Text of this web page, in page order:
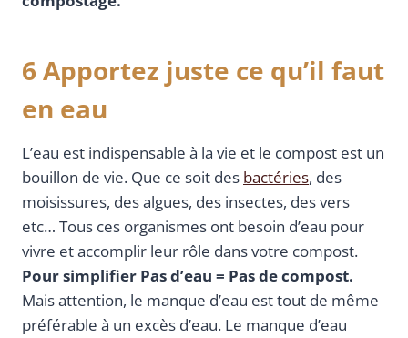
6 Apportez juste ce qu’il faut
en eau
L’eau est indispensable à la vie et le compost est un
bouillon de vie. Que ce soit des bactéries, des
moisissures, des algues, des insectes, des vers
etc… Tous ces organismes ont besoin d’eau pour
vivre et accomplir leur rôle dans votre compost.
Pour simplifier Pas d’eau = Pas de compost.
Mais attention, le manque d’eau est tout de même
préférable à un excès d’eau. Le manque d’eau